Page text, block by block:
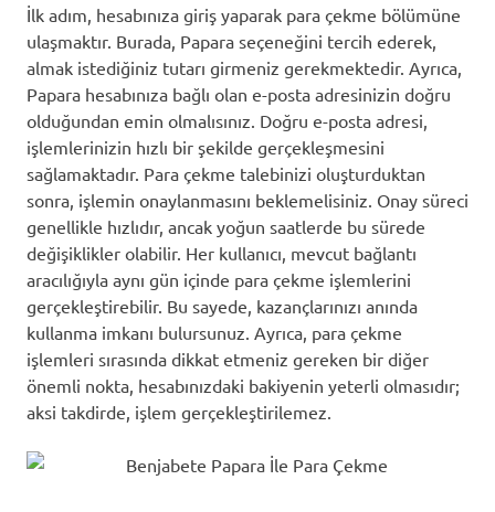
İlk adım, hesabınıza giriş yaparak para çekme bölümüne
ulaşmaktır. Burada, Papara seçeneğini tercih ederek,
almak istediğiniz tutarı girmeniz gerekmektedir. Ayrıca,
Papara hesabınıza bağlı olan e-posta adresinizin doğru
olduğundan emin olmalısınız. Doğru e-posta adresi,
işlemlerinizin hızlı bir şekilde gerçekleşmesini
sağlamaktadır. Para çekme talebinizi oluşturduktan
sonra, işlemin onaylanmasını beklemelisiniz. Onay süreci
genellikle hızlıdır, ancak yoğun saatlerde bu sürede
değişiklikler olabilir. Her kullanıcı, mevcut bağlantı
aracılığıyla aynı gün içinde para çekme işlemlerini
gerçekleştirebilir. Bu sayede, kazançlarınızı anında
kullanma imkanı bulursunuz. Ayrıca, para çekme
işlemleri sırasında dikkat etmeniz gereken bir diğer
önemli nokta, hesabınızdaki bakiyenin yeterli olmasıdır;
aksi takdirde, işlem gerçekleştirilemez.